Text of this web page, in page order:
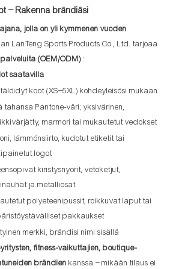
– Rakenna brändiäsi
jolla on yli kymmenen vuoden
LanTeng Sports Products Co., Ltd. tarjoaa
(OEM/ODM):
saatavilla
koot (XS–5XL) kohdeyleisösi mukaan
tahansa Pantone-väri; yksivärinen,
marmori tai mukautetut vedokset
lämmönsiirto, kudotut etiketit tai
logot
kiristysnyörit, vetoketjut,
ja metalliosat
polyeteenipussit, roikkuvat laput tai
pakkaukset
merkki, brändisi nimi sisällä
fitness-vaikuttajien, boutique-
brändien kanssa – mikään tilaus ei